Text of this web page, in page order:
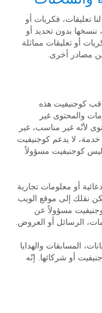
تعليقات، فكريات أو
ننسخها بدون تحديد أو
أو تعليقات مماثلة
مصادر أخرى.
كوجنيفيت هذه
والمحتوى غير
لأنّه غير مناسب، غير
لا يدعم كوجنيفيت
ليس كوجنيفيت مسؤولاً
أو معلومات تجارية
نقلك إلى موقع الويب
مسؤولاً عن
الرسائل أو العروض.
المسابقات والهدايا
أو شركائها. إنّه